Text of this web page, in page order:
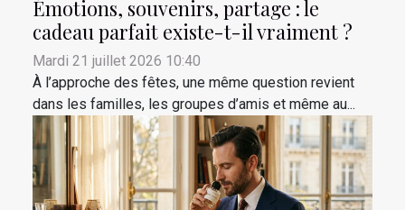
Émotions, souvenirs, partage : le
cadeau parfait existe-t-il vraiment ?
Mardi 21 juillet 2026 10:40
À l’approche des fêtes, une même question revient
dans les familles, les groupes d’amis et même au...